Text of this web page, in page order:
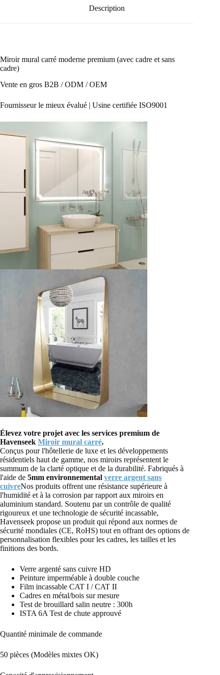
Description
Miroir mural carré moderne premium (avec cadre et sans
cadre)
Vente en gros B2B / ODM / OEM
Fournisseur le mieux évalué | Usine certifiée ISO9001
Élevez votre projet avec les services premium de
Havenseek Miroir mural carré.
Conçus pour l'hôtellerie de luxe et les développements
résidentiels haut de gamme, nos miroirs représentent le
summum de la clarté optique et de la durabilité. Fabriqués à
l'aide de 5mm environnemental verre argent sans
cuivreNos produits offrent une résistance supérieure à
l'humidité et à la corrosion par rapport aux miroirs en
aluminium standard. Soutenu par un contrôle de qualité
rigoureux et une technologie de sécurité incassable,
Havenseek propose un produit qui répond aux normes de
sécurité mondiales (CE, RoHS) tout en offrant des options de
personnalisation flexibles pour les cadres, les tailles et les
finitions des bords.
Verre argenté sans cuivre HD
Peinture imperméable à double couche
Film incassable CAT I / CAT II
Cadres en métal/bois sur mesure
Test de brouillard salin neutre : 300h
ISTA 6A Test de chute approuvé
Quantité minimale de commande
50 pièces (Modèles mixtes OK)